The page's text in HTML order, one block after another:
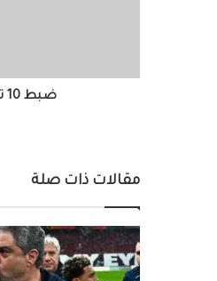
ضبط 10 تجار مخدرات بجنوب سيناء
مقالات ذات صلة